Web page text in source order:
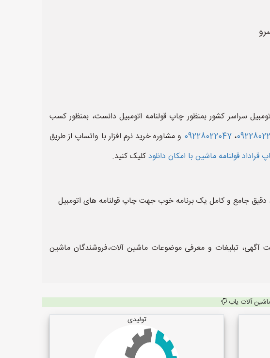
سراسر کشور بمنظور چاپ قولنامه اتومبیل دانست، بمنظور کسب
،09228022047 و مشاوره خرید نرم افزار با واتساپ از طریق
قولنامه ماشین با امکان دانلودکلیک کنید.
دقیق جامع و کامل یک برنامه خوب جهت چاپ قولنامه های اتومبیل
تبلیغات و معرفی موضوعات ماشین آلات،فروشندگان ماشین
آلات یاب
تولیدی